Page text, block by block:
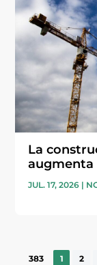
La
augmenta
JUL. 17, 2026 |
383
1 2